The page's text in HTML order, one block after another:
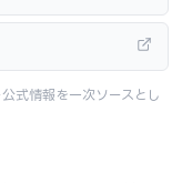
式情報を一次ソースとし